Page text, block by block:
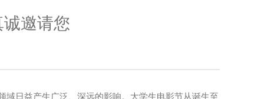
邀请您
日益产生广泛、深远的影响。大学生电影节从诞生至